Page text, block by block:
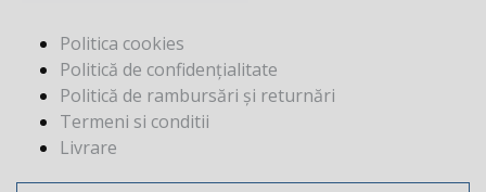
Politica cookies
Politică de confidențialitate
Politică de rambursări și returnări
Termeni si conditii
Livrare